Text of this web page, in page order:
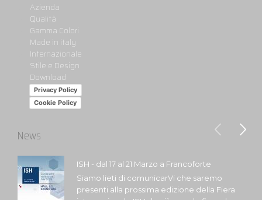
Azienda
Qualità
Gamma Colori
Made in italy
Internazionale
Stile e Design
Download
Privacy Policy
Cookie Policy
News
ISH - dal 17 al 21 Marzo a Francoforte
Siamo lieti di comunicarVi che saremo
presenti alla prossima edizione della Fiera